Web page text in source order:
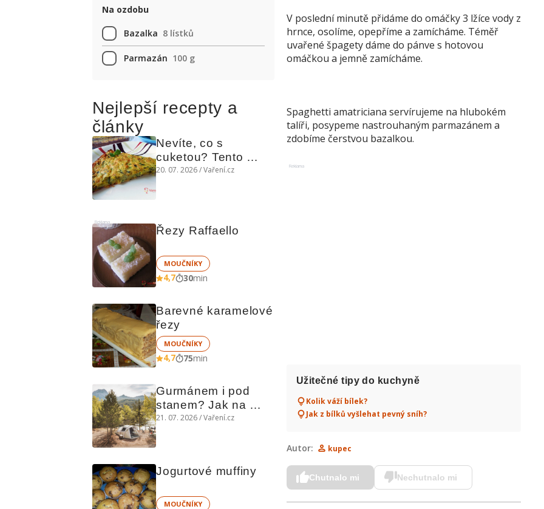
Na ozdobu
Bazalka 8 lístků
Parmazán 100 g
Nejlepší recepty a
články
Nevíte, co s
cuketou? Tento
levný slaný koláč
20. 07. 2026 / Vaření.cz
Reklama
Řezy Raffaello
MOUČNÍKY
4,7 30min
Barevné karamelové
řezy
MOUČNÍKY
4,7 75min
Gurmánem i pod
stanem? Jak na
polní kuchyni a na
21. 07. 2026 / Vaření.cz
Jogurtové muffiny
MOUČNÍKY
V poslední minutě přidáme do omáčky 3 lžíce vody z
hrnce, osolíme, opepříme a zamícháme. Téměř
uvařené špagety dáme do pánve s hotovou
omáčkou a jemně zamícháme.
Spaghetti amatriciana servírujeme na hlubokém
talíři, posypeme nastrouhaným parmazánem a
zdobíme čerstvou bazalkou.
Reklama
Užitečné tipy do kuchyně
Kolik váží bílek?
Jak z bílků vyšlehat pevný sníh?
Autor: kupec
Chutnalo mi Nechutnalo mi